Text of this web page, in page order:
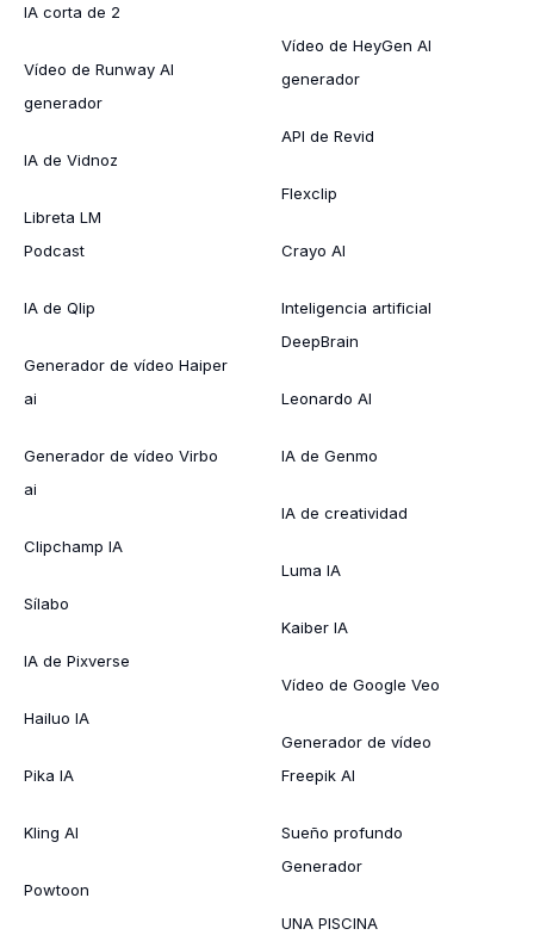
IA corta de 2
Vídeo de Runway AI
generador
IA de Vidnoz
Libreta LM
Podcast
IA de Qlip
Generador de vídeo Haiper
ai
Generador de vídeo Virbo
ai
Clipchamp IA
Sílabo
IA de Pixverse
Hailuo IA
Pika IA
Kling AI
Powtoon
Vídeo de HeyGen AI
generador
API de Revid
Flexclip
Crayo AI
Inteligencia artificial
DeepBrain
Leonardo AI
IA de Genmo
IA de creatividad
Luma IA
Kaiber IA
Vídeo de Google Veo
Generador de vídeo
Freepik AI
Sueño profundo
Generador
UNA PISCINA